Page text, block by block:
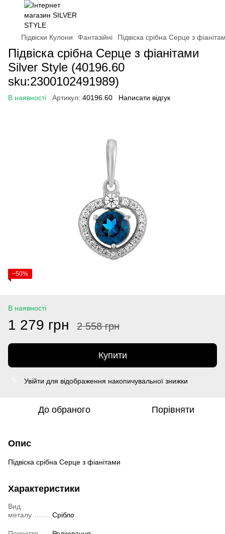
Підвіски Кулони Фантазійні Підвіска срібна Серце з
Підвіска срібна Серце з фіанітами
Silver Style (40196.60
sku:2300102491989)
В наявності Артикул: 40196.60 Написати відгук
−50%
В наявності
1 279 грн 2 558 грн
Купити
Увійти для відображення накопичувальної знижки
До обраного Порівняти
Опис
Підвіска срібна Серце з фіанітами
Характеристики
Вид
металу
Срібло